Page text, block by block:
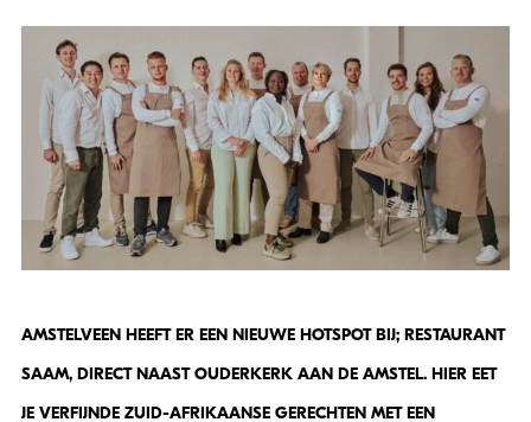
AMSTELVEEN HEEFT ER EEN NIEUWE HOTSPOT BIJ; RESTAURANT
SAAM, DIRECT NAAST OUDERKERK AAN DE AMSTEL. HIER EET
JE VERFIJNDE ZUID-AFRIKAANSE GERECHTEN MET EEN